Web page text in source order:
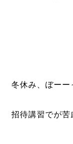
冬休み、ぼーー
招待講習でが苦